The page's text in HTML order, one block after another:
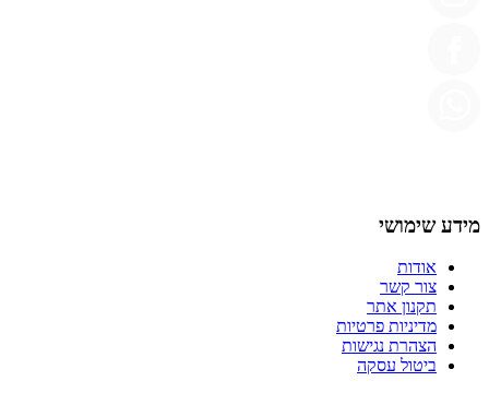
מידע שימושי
אודות
צור קשר
תקנון אתר
מדיניות פרטיות
הצהרת נגישות
ביטול עסקה